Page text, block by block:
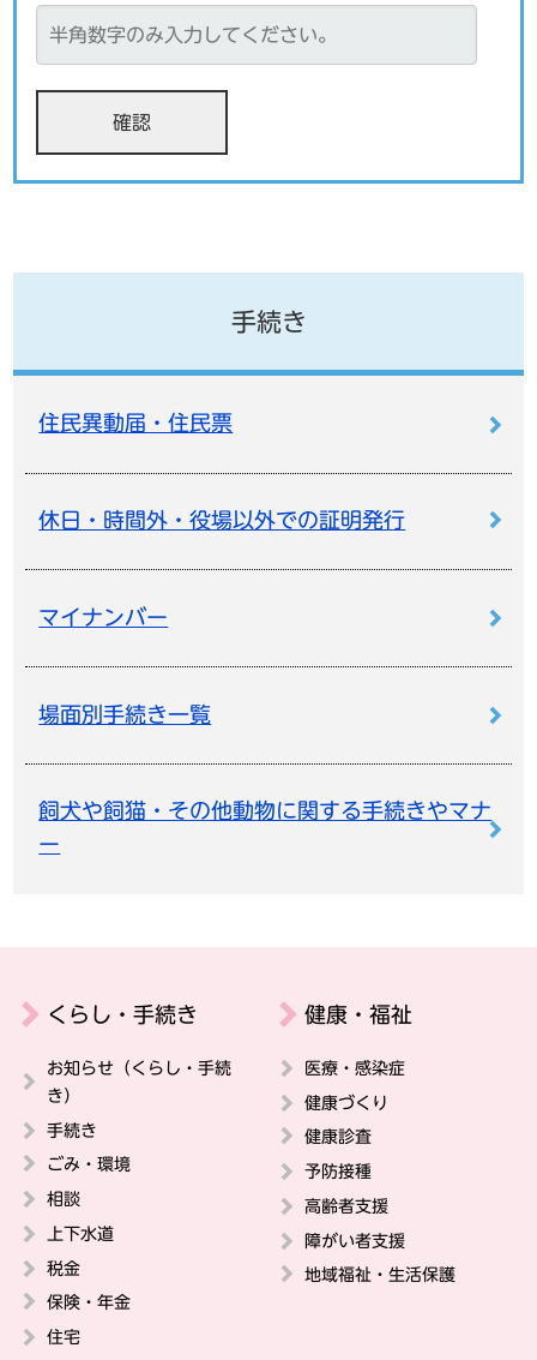
手続き
住民異動届・住民票
休日・時間外・役場以外での証明発行
マイナンバー
場面別手続き一覧
飼犬や飼猫・その他動物に関する手続きやマナ
ー
くらし・手続き
お知らせ（くらし・手続
き）
手続き
ごみ・環境
相談
上下水道
税金
保険・年金
住宅
健康・福祉
医療・感染症
健康づくり
健康診査
予防接種
高齢者支援
障がい者支援
地域福祉・生活保護